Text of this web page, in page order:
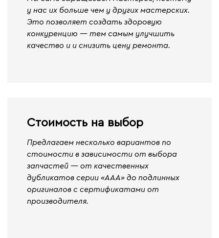
у нас их больше чем у других мастерских.
Это позволяет создать здоровую
конкуренцию — тем самым улучшить
качество и и снизить цену ремонта.
Стоимость на выбор
Предлагаем несколько вариантов по
стоимости в зависимости от выбора
запчастей — от качественных
дубликатов серии «ААА» до подлинных
оригиналов с сертификатами от
производителя.